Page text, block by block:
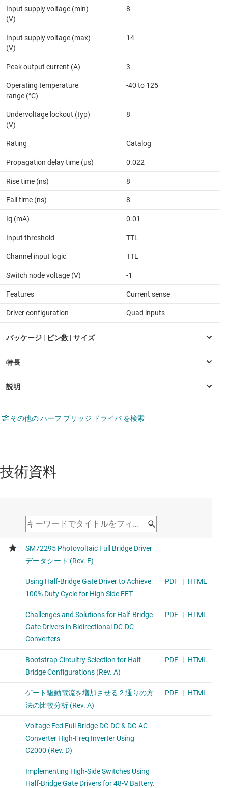
Input supply voltage (min)
(V)
8
Input supply voltage (max)
(V)
14
Peak output current (A) 3
Operating temperature
range (°C)
-40 to 125
Undervoltage lockout (typ)
(V)
8
Rating Catalog
Propagation delay time (µs) 0.022
Rise time (ns) 8
Fall time (ns) 8
Iq (mA) 0.01
Input threshold TTL
Channel input logic TTL
Switch node voltage (V) -1
Features Current sense
Driver configuration Quad inputs
その他の ハーフ ブリッジ ドライバ を検索
技術資料